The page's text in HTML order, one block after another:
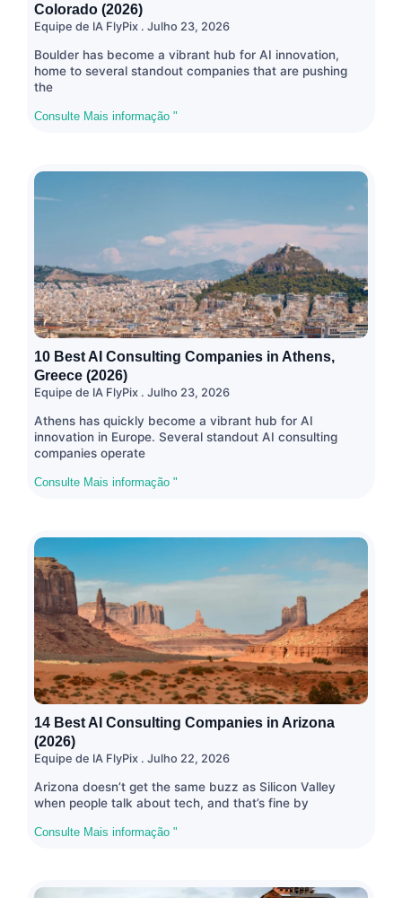
Colorado (2026)
Equipe de IA FlyPix Julho 23, 2026
Boulder has become a vibrant hub for AI innovation,
home to several standout companies that are pushing
the
Consulte Mais informação "
10 Best AI Consulting Companies in Athens,
Greece (2026)
Equipe de IA FlyPix Julho 23, 2026
Athens has quickly become a vibrant hub for AI
innovation in Europe. Several standout AI consulting
companies operate
Consulte Mais informação "
14 Best AI Consulting Companies in Arizona
(2026)
Equipe de IA FlyPix Julho 22, 2026
Arizona doesn’t get the same buzz as Silicon Valley
when people talk about tech, and that’s fine by
Consulte Mais informação "